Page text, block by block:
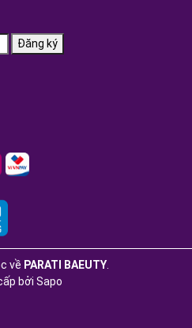
Đăng ký
về PARATI BAEUTY.
bởi Sapo